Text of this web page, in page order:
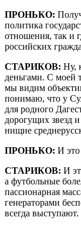
ПРОНЬКО:
политика
отношения, так и
российских
СТАРИКОВ: Ну,
деньгами. С моей
мы видим
понимаю, что у
для родного
дорогущих звезд
нищие
ПРОНЬКО: И это
СТАРИКОВ: И
а футбольные
пассионарная
генераторами
всегда